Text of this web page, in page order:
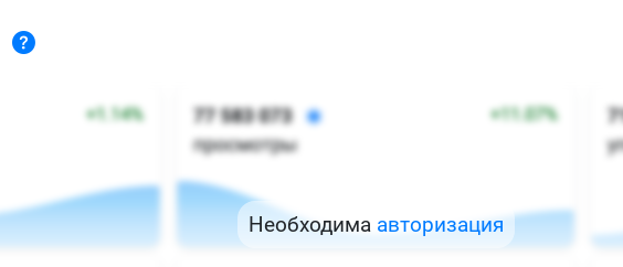
Необходима авторизация